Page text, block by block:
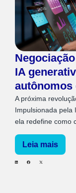
IA
autônomos
A próxima
Impulsionada pela
ela redefine como
Leia mais